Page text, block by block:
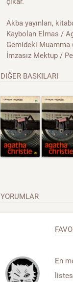
Akba yayınları,
Kaybolan Elmas /
Gemideki
İmzasız Mektup /
DIĞER BASKILARI
YORUMLAR
En